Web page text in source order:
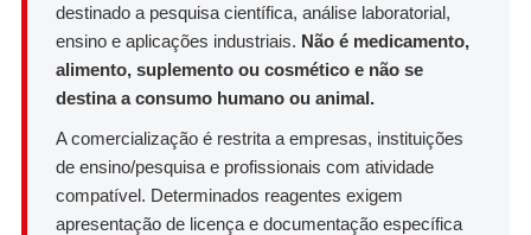
destinado a pesquisa científica, análise laboratorial,
ensino e aplicações industriais. Não é medicamento,
alimento, suplemento ou cosmético e não se
destina a consumo humano ou animal.
A comercialização é restrita a empresas, instituições
de ensino/pesquisa e profissionais com atividade
compatível. Determinados reagentes exigem
apresentação de licença e documentação específica